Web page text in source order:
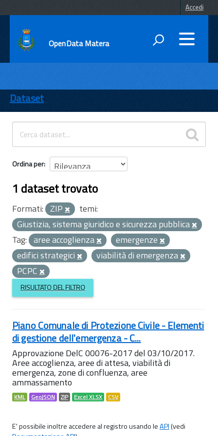
Accedi
OpenData Matera
ENTI
TEMI
INFORMAZIONI
Dataset
Ordina per
1 dataset trovato
Formati: ZIP
temi:
Giustizia, sistema giuridico e sicurezza pubblica
Tag: aree accoglienza
emergenze
edifici strategici
viabilità di emergenza
PCPC
RISULTATO DEL FILTRO
Piano Comunale di Protezione Civile - Elementi
di gestione dell'emergenza - C...
Approvazione DelC 00076-2017 del 03/10/2017.
Aree accoglienza, aree di attesa, viabilità di
emergenza, zone di confluenza, aree
ammassamento
KML GeoJSON ZIP Excel XLSX CSV
E' possibile inoltre accedere al registro usando leAPI(vedi